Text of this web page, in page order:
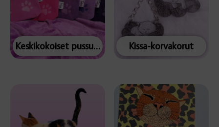
Keskikokoiset pussukat Kissa-korvakorut